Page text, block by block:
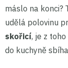
máslo na konci?
udělá polovinu
skořicí, je z
do kuchyně